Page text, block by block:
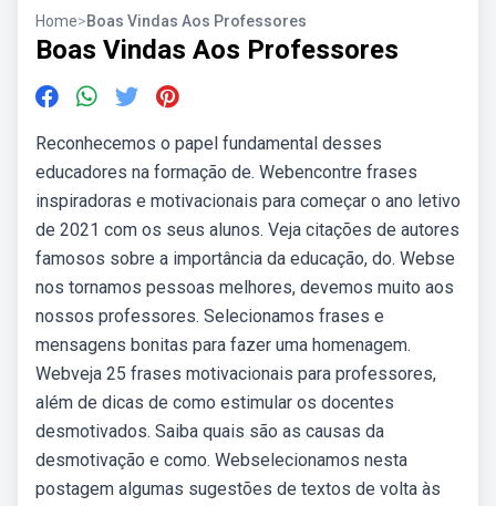
Home>Boas Vindas Aos Professores
Boas Vindas Aos Professores
Reconhecemos o papel fundamental desses
educadores na formação de. Webencontre frases
inspiradoras e motivacionais para começar o ano letivo
de 2021 com os seus alunos. Veja citações de autores
famosos sobre a importância da educação, do. Webse
nos tornamos pessoas melhores, devemos muito aos
nossos professores. Selecionamos frases e
mensagens bonitas para fazer uma homenagem.
Webveja 25 frases motivacionais para professores,
além de dicas de como estimular os docentes
desmotivados. Saiba quais são as causas da
desmotivação e como. Webselecionamos nesta
postagem algumas sugestões de textos de volta às